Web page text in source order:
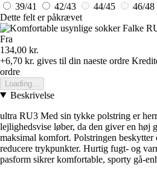
39/41 42/43 44/45
46/48
Dette felt er påkrævet
Fra
134,00 kr.
+6,70 kr. gives til din naeste ordre
ordre
Loading...
Beskrivelse
ultra RU3 Med sin tykke polstring er
lejlighedsvise løber, da den giver en høj
maksimal komfort. Polstringen beskytter
reducere trykpunkter. Hurtig fugt- og
pasform sikrer komfortable, sporty gå-